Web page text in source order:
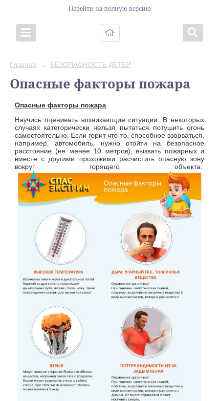
Перейти на полную версию
Главная → БЕЗОПАСНОСТЬ ДЕТЕЙ
Опасные факторы пожара
Опасные факторы пожара
Научись оценивать возникающие ситуации. В некоторых
случаях категорически нельзя пытаться потушить огонь
самостоятельно. Если горит что-то, способное взорваться,
например, автомобиль, нужно отойти на безопасное
расстояние (не менее 10 метров), вызвать пожарных и
вместе с другими прохожими расчистить опасную зону
вокруг горящего объекта.